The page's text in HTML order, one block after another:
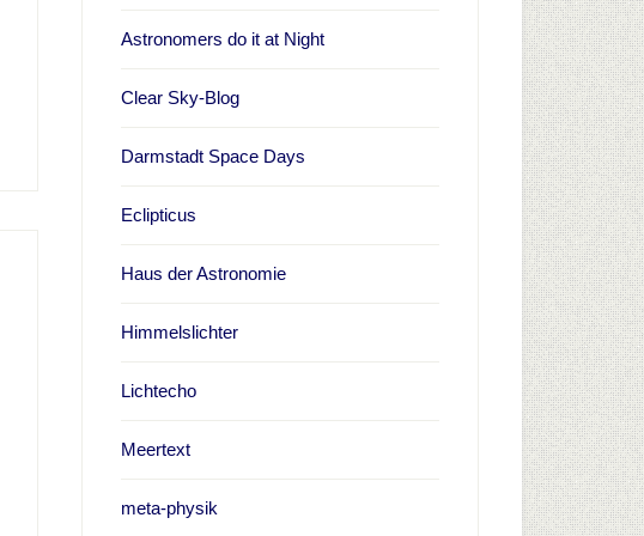
Astronomers do it at Night
Clear Sky-Blog
Darmstadt Space Days
Eclipticus
Haus der Astronomie
Himmelslichter
Lichtecho
Meertext
meta-physik